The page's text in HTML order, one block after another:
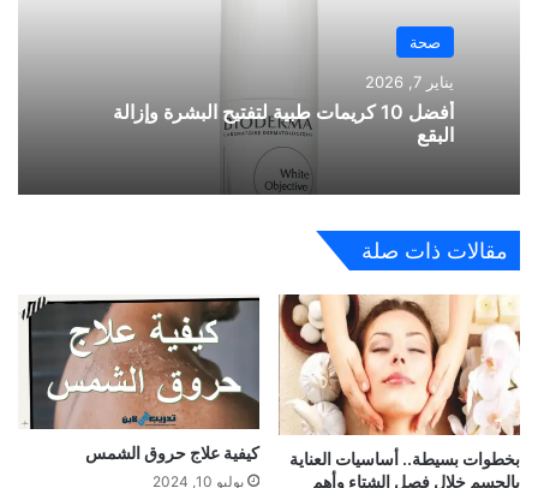
صحة
يناير 7, 2026
أفضل 10 كريمات طبية لتفتيح البشرة وإزالة
البقع
مقالات ذات صلة
بخطوات بسيطة.. أساسيات العناية
بالجسم خلال فصل الشتاء وأهم
كيفية علاج حروق الشمس
يوليو 10, 2024